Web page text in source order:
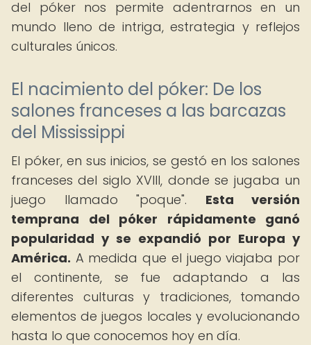
del póker nos permite adentrarnos en un
mundo lleno de intriga, estrategia y reflejos
culturales únicos.
El nacimiento del póker: De los
salones franceses a las barcazas
del Mississippi
El póker, en sus inicios, se gestó en los salones
franceses del siglo XVIII, donde se jugaba un
juego llamado "poque". Esta versión
temprana del póker rápidamente ganó
popularidad y se expandió por Europa y
América. A medida que el juego viajaba por
el continente, se fue adaptando a las
diferentes culturas y tradiciones, tomando
elementos de juegos locales y evolucionando
hasta lo que conocemos hoy en día.